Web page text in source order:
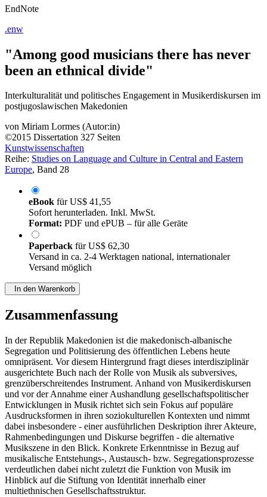
EndNote
.enw
"Among good musicians there has never
been an ethnical divide"
Interkulturalität und politisches Engagement in Musikerdiskursen im
postjugoslawischen Makedonien
von Miriam Lormes (Autor:in)
©2015 Dissertation 327 Seiten
Kunstwissenschaften
Reihe: Studies on Language and Culture in Central and Eastern
Europe, Band 28
eBook fürUS$ 41,55
Sofort herunterladen. Inkl. MwSt.
Format: PDF und ePUB – für alle Geräte
Paperback fürUS$ 62,30
Versand in ca. 2-4 Werktagen national, internationaler
Versand möglich
In den Warenkorb
Zusammenfassung
In der Republik Makedonien ist die makedonisch-albanische
Segregation und Politisierung des öffentlichen Lebens heute
omnipräsent. Vor diesem Hintergrund fragt dieses interdisziplinär
ausgerichtete Buch nach der Rolle von Musik als subversives,
grenzüberschreitendes Instrument. Anhand von Musikerdiskursen
und vor der Annahme einer Aushandlung gesellschaftspolitischer
Entwicklungen in Musik richtet sich sein Fokus auf populäre
Ausdrucksformen in ihren soziokulturellen Kontexten und nimmt
dabei insbesondere - einer ausführlichen Deskription ihrer Akteure,
Rahmenbedingungen und Diskurse begriffen - die alternative
Musikszene in den Blick. Konkrete Erkenntnisse in Bezug auf
musikalische Entstehungs-, Austausch- bzw. Segregationsprozesse
verdeutlichen dabei nicht zuletzt die Funktion von Musik im
Hinblick auf die Stiftung von Identität innerhalb einer
multiethnischen Gesellschaftsstruktur.